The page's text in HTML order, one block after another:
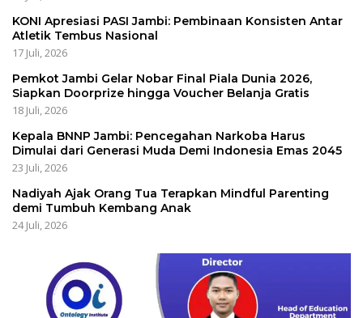
KONI Apresiasi PASI Jambi: Pembinaan Konsisten Antar
Atletik Tembus Nasional
17 Juli, 2026
Pemkot Jambi Gelar Nobar Final Piala Dunia 2026,
Siapkan Doorprize hingga Voucher Belanja Gratis
18 Juli, 2026
Kepala BNNP Jambi: Pencegahan Narkoba Harus
Dimulai dari Generasi Muda Demi Indonesia Emas 2045
23 Juli, 2026
Nadiyah Ajak Orang Tua Terapkan Mindful Parenting
demi Tumbuh Kembang Anak
24 Juli, 2026